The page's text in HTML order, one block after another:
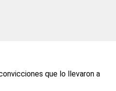
que lo llevaron a